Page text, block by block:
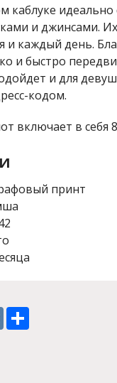
каблуке идеально
и джинсами.
и каждый день.
и быстро
и для
кодом.
включает в себя
принт
VK